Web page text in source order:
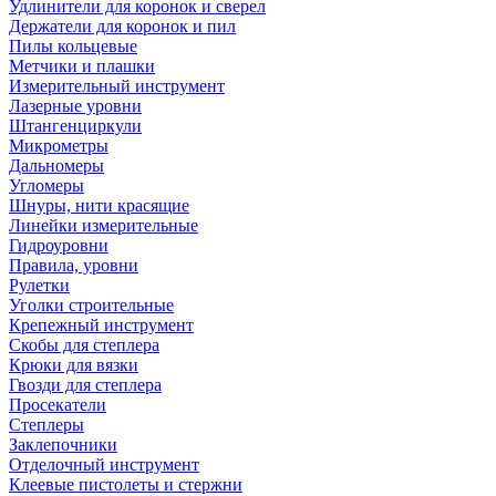
Удлинители для коронок и сверел
Держатели для коронок и пил
Пилы кольцевые
Метчики и плашки
Измерительный инструмент
Лазерные уровни
Штангенциркули
Микрометры
Дальномеры
Угломеры
Шнуры, нити красящие
Линейки измерительные
Гидроуровни
Правила, уровни
Рулетки
Уголки строительные
Крепежный инструмент
Скобы для степлера
Крюки для вязки
Гвозди для степлера
Просекатели
Степлеры
Заклепочники
Отделочный инструмент
Клеевые пистолеты и стержни